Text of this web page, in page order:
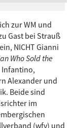
zur WM und
Gast bei Strauß
NICHT Gianni
Who Sold the
Infantino,
Alexander und
Beide sind
im
(wfv) und